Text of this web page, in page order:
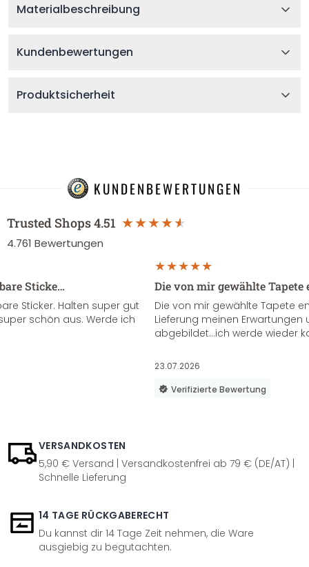
Materialbeschreibung
Kundenbewertungen
Produktsicherheit
KUNDENBEWERTUNGEN
Trusted Shops4.51
4.761 Bewertungen
Sticke…
Sticker. Halten super gut
schön aus. Werde ich
Die von mir gewählte
Die von mir gewählte Tapete
Lieferung meinen Erwartungen
abgebildet...ich werde wieder
23.07.2026
Verifizierte Bewertung
VERSANDKOSTEN
5,90 € Versand | Versandkostenfrei ab 79 € (DE/AT) |
Schnelle Lieferung
14 TAGE RÜCKGABERECHT
Du kannst dir 14 Tage Zeit nehmen, die Ware
ausgiebig zu begutachten.